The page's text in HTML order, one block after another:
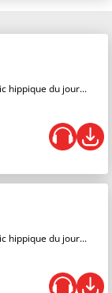
hippique du jour...
hippique du jour...